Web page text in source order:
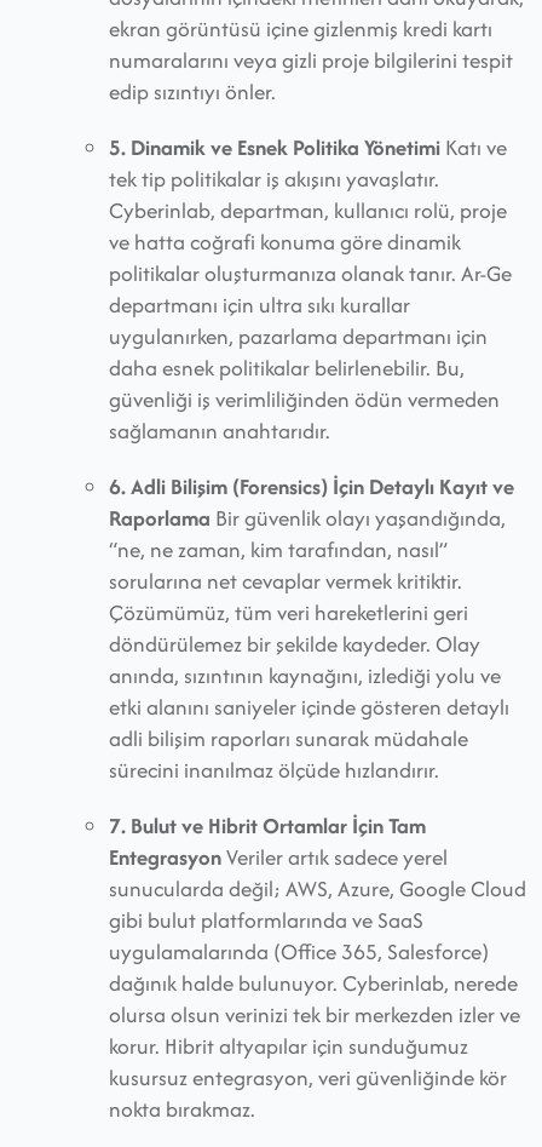
ekran görüntüsü içine gizlenmiş kredi kartı
numaralarını veya gizli proje bilgilerini tespit
edip sızıntıyı önler.
5. Dinamik ve Esnek Politika Yönetimi Katı ve
tek tip politikalar iş akışını yavaşlatır.
Cyberinlab, departman, kullanıcı rolü, proje
ve hatta coğrafi konuma göre dinamik
politikalar oluşturmanıza olanak tanır. Ar-Ge
departmanı için ultra sıkı kurallar
uygulanırken, pazarlama departmanı için
daha esnek politikalar belirlenebilir. Bu,
güvenliği iş verimliliğinden ödün vermeden
sağlamanın anahtarıdır.
6. Adli Bilişim (Forensics) İçin Detaylı Kayıt ve
Raporlama Bir güvenlik olayı yaşandığında,
“ne, ne zaman, kim tarafından, nasıl”
sorularına net cevaplar vermek kritiktir.
Çözümümüz, tüm veri hareketlerini geri
döndürülemez bir şekilde kaydeder. Olay
anında, sızıntının kaynağını, izlediği yolu ve
etki alanını saniyeler içinde gösteren detaylı
adli bilişim raporları sunarak müdahale
sürecini inanılmaz ölçüde hızlandırır.
7. Bulut ve Hibrit Ortamlar İçin Tam
EntegrasyonVeriler artık sadece yerel
sunucularda değil; AWS, Azure, Google Cloud
gibi bulut platformlarında ve SaaS
uygulamalarında (Office 365, Salesforce)
dağınık halde bulunuyor. Cyberinlab, nerede
olursa olsun verinizi tek bir merkezden izler ve
korur. Hibrit altyapılar için sunduğumuz
kusursuz entegrasyon, veri güvenliğinde kör
nokta bırakmaz.